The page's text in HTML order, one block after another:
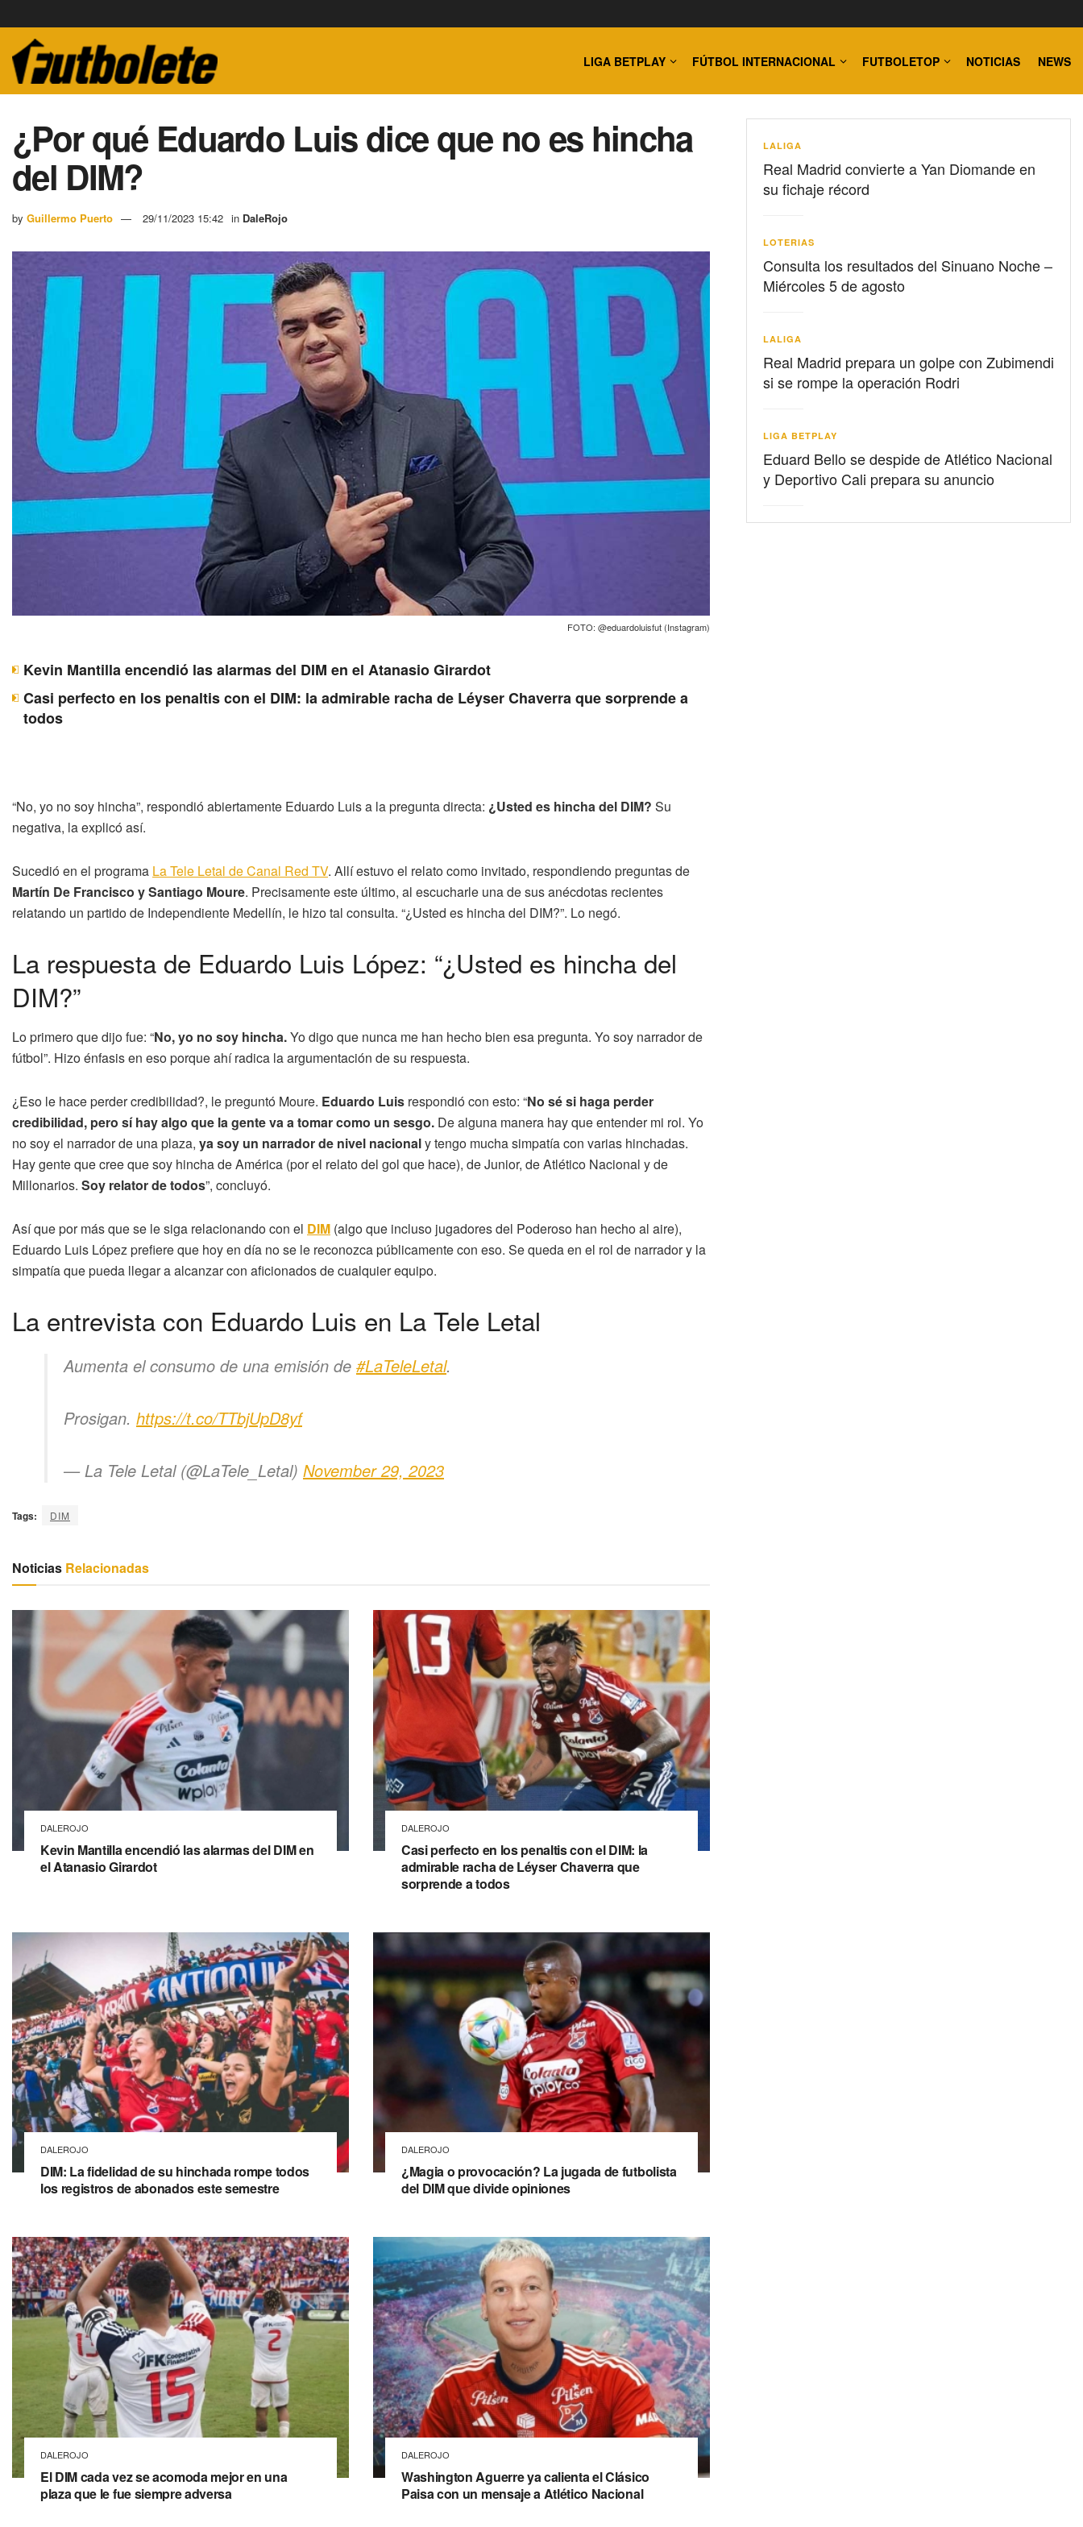
LIGA BETPLAY FÚTBOL INTERNACIONAL FUTBOLETOP NOTICIAS NEWS
¿Por qué Eduardo Luis dice que no es hincha
del DIM?
by Guillermo Puerto 29/11/2023 15:42 in DaleRojo
FOTO: @eduardoluisfut (Instagram)
Kevin Mantilla encendió las alarmas del DIM en el Atanasio Girardot
Casi perfecto en los penaltis con el DIM: la admirable racha de Léyser Chaverra que sorprende a
todos
“No, yo no soy hincha”, respondió abiertamente Eduardo Luis a la pregunta directa: ¿Usted es hincha del DIM? Su
negativa, la explicó así.
Sucedió en el programa La Tele Letal de Canal Red TV. Allí estuvo el relato como invitado, respondiendo preguntas de
Martín De Francisco y Santiago Moure. Precisamente este último, al escucharle una de sus anécdotas recientes
relatando un partido de Independiente Medellín, le hizo tal consulta. “¿Usted es hincha del DIM?”. Lo negó.
La respuesta de Eduardo Luis López: “¿Usted es hincha del
DIM?”
Lo primero que dijo fue: “No, yo no soy hincha.Yo digo que nunca me han hecho bien esa pregunta. Yo soy narrador de
fútbol”. Hizo énfasis en eso porque ahí radica la argumentación de su respuesta.
¿Eso le hace perder credibilidad?, le preguntó Moure. Eduardo Luis respondió con esto: “No sé si haga perder
credibilidad, pero sí hay algo que la gente va a tomar como un sesgo. De alguna manera hay que entender mi rol. Yo
no soy el narrador de una plaza, ya soy un narrador de nivel nacionaly tengo mucha simpatía con varias hinchadas.
Hay gente que cree que soy hincha de América (por el relato del gol que hace), de Junior, de Atlético Nacional y de
Millonarios. Soy relator de todos”, concluyó.
Así que por más que se le siga relacionando con el DIM (algo que incluso jugadores del Poderoso han hecho al aire),
Eduardo Luis López prefiere que hoy en día no se le reconozca públicamente con eso. Se queda en el rol de narrador y la
simpatía que pueda llegar a alcanzar con aficionados de cualquier equipo.
La entrevista con Eduardo Luis en La Tele Letal
Aumenta el consumo de una emisión de #LaTeleLetal.
Prosigan. https://t.co/TTbjUpD8yf
— La Tele Letal (@LaTele_Letal) November 29, 2023
Tags: DIM
Noticias Relacionadas
DALEROJO
Kevin Mantilla encendió las alarmas del DIM en
el Atanasio Girardot
DALEROJO
Casi perfecto en los penaltis con el DIM: la
admirable racha de Léyser Chaverra que
sorprende a todos
DALEROJO
DIM: La fidelidad de su hinchada rompe todos
los registros de abonados este semestre
DALEROJO
¿Magia o provocación? La jugada de futbolista
del DIM que divide opiniones
DALEROJO
El DIM cada vez se acomoda mejor en una
plaza que le fue siempre adversa
DALEROJO
Washington Aguerre ya calienta el Clásico
Paisa con un mensaje a Atlético Nacional
LALIGA
Real Madrid convierte a Yan Diomande en
su fichaje récord
LOTERIAS
Consulta los resultados del Sinuano Noche –
Miércoles 5 de agosto
LALIGA
Real Madrid prepara un golpe con Zubimendi
si se rompe la operación Rodri
LIGA BETPLAY
Eduard Bello se despide de Atlético Nacional
y Deportivo Cali prepara su anuncio